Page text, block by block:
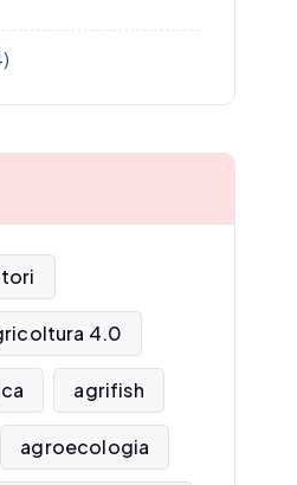
4.0
agrifish
agroecologia